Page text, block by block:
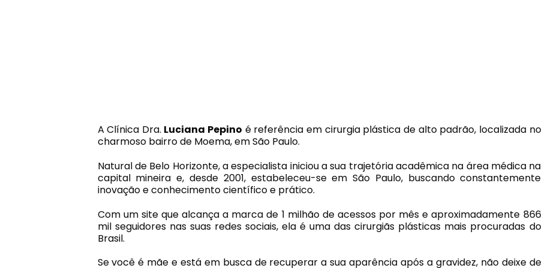
A Clínica Dra. Luciana Pepino é referência em cirurgia plástica de alto padrão, localizada no
charmoso bairro de Moema, em São Paulo.
Natural de Belo Horizonte, a especialista iniciou a sua trajetória acadêmica na área médica na
capital mineira e, desde 2001, estabeleceu-se em São Paulo, buscando constantemente
inovação e conhecimento científico e prático.
Com um site que alcança a marca de 1 milhão de acessos por mês e aproximadamente 866
mil seguidores nas suas redes sociais, ela é uma das cirurgiãs plásticas mais procuradas do
Brasil.
Se você é mãe e está em busca de recuperar a sua aparência após a gravidez, não deixe de